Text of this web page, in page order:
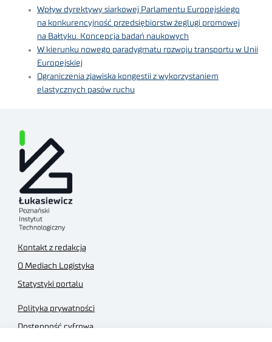
Wpływ dyrektywy siarkowej Parlamentu Europejskiego
na konkurencyjność przedsiębiorstw żeglugi promowej
na Bałtyku. Koncepcja badań naukowych
W kierunku nowego paradygmatu rozwoju transportu w Unii
Europejskiej
Ograniczenia zjawiska kongestii z wykorzystaniem
elastycznych pasów ruchu
Kontakt z redakcją
O Mediach Logistyka
Statystyki portalu
Polityka prywatności
Dostępność cyfrowa